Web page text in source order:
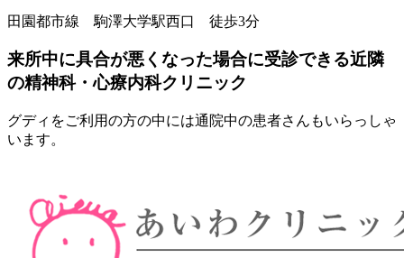
田園都市線 駒澤大学駅西口 徒歩3分
来所中に具合が悪くなった場合に受診できる近隣
の精神科・心療内科クリニック
グディをご利用の方の中には通院中の患者さんもいらっしゃ
います。